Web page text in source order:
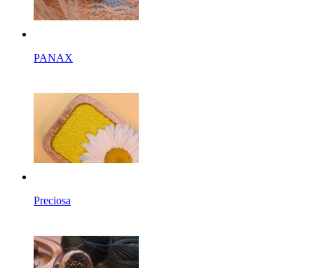
PANAX
Preciosa